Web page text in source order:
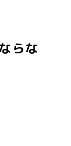
らな